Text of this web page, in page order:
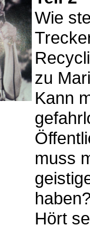
Wie
zu
Kann
muss
Hört